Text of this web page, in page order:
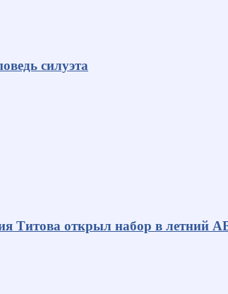
силуэта
Титова открыл набор в летний